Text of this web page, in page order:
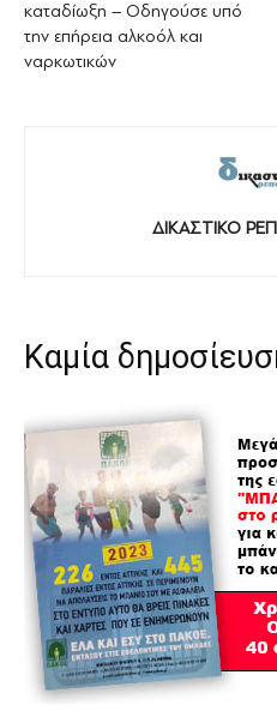
καταδίωξη – Οδηγούσε υπό
την επήρεια αλκοόλ και
ναρκωτικών
ΔΙΚΑΣΤΙΚΟ
Καμία